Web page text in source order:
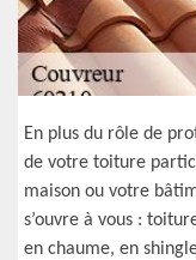
En plus du rôle de
de votre toiture
maison ou votre
s’ouvre à vous :
en chaume, en